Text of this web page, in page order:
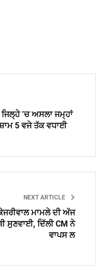
’ਚ ਅਸਲਾ ਜਮ੍ਹਾਂ
5 ਵਜੇ ਤੱਕ ਵਧਾਈ
NEXT ARTICLE
ਮਾਮਲੇ ਦੀ ਅੱਜ
ਸੁਣਵਾਈ, ਦਿੱਲੀ CM ਨੇ
ਵਾਪਸ ਲ